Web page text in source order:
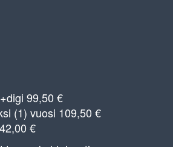
99,50 €
(1) vuosi 109,50 €
€